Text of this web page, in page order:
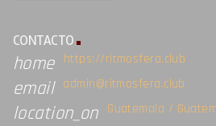
CONTACTO
home https://ritmosfera.club
email admin@ritmosfera.club
location_on Guatemala /